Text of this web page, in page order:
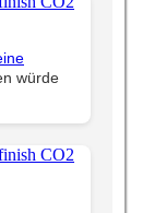
würde